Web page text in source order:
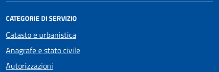
CATEGORIE DI SERVIZIO
Catasto e urbanistica
Anagrafe e stato civile
Autorizzazioni